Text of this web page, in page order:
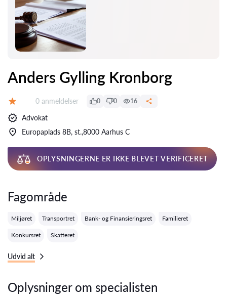
Anders Gylling Kronborg
Anmeldelser:
0 anmeldelser 0 0 16
Advokat
Europaplads 8B, st.,8000 Aarhus C
OPLYSNINGERNE ER IKKE BLEVET VERIFICERET
Fagområde
Miljøret Transportret Bank- og Finansieringsret Familieret
Konkursret Skatteret
Udvid alt
Oplysninger om specialisten